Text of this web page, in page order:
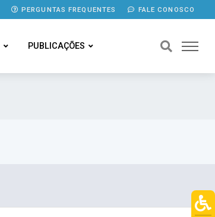
PERGUNTAS FREQUENTES FALE CONOSCO
PUBLICAÇÕES